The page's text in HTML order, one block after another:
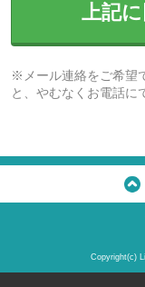
上記
※メール連絡をご希望
と、やむなくお電話に
Copyright(c)